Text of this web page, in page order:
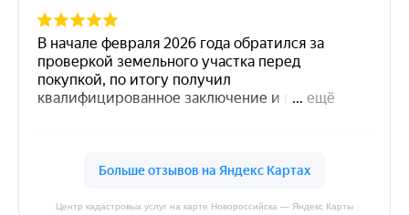
Центр кадастровых услуг на карте Новороссийска — Яндекс Карты